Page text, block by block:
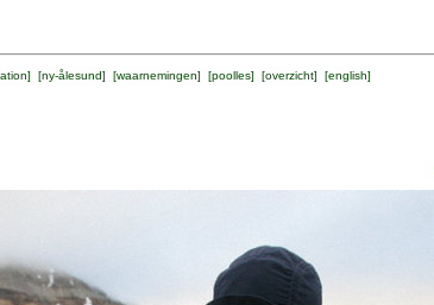
] [ny-ålesund] [waarnemingen] [poolles] [overzicht] [english]